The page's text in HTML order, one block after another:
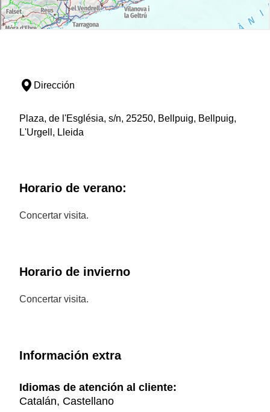
Dirección
Plaza, de l'Església, s/n, 25250, Bellpuig, Bellpuig,
L'Urgell, Lleida
Horario de verano:
Concertar visita.
Horario de invierno
Concertar visita.
Información extra
Idiomas de atención al cliente:
Catalán, Castellano